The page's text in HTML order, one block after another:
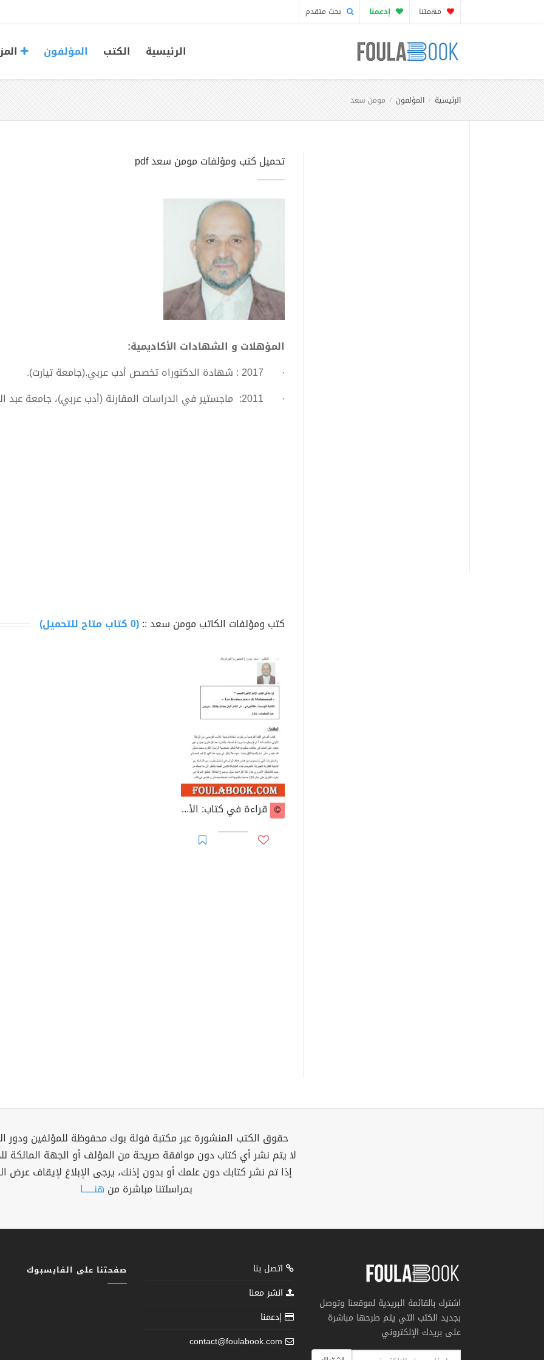
مهمتنا إدعمنا بحث متقدم
الرئيسية الكتب المؤلفون
الرئيسية المؤلفون مومن سعد
تحميل كتب ومؤلفات مومن سعد pdf
المؤهلات و الشهادات الأكاديمية:
· 2017 : شهادة الدكتوراه تخصص أدب عربي.(جامعة تيارت).
· 2011: ماجستير في الدراسات المقارنة (أدب عربي)، جامعة عبد الحميد بن باديس –مستغانم.
كتب ومؤلفات الكاتب مومن سعد ::(0 كتاب متاح للتحميل)
قراءة في كتاب: الأيام الأخيرة لمحمد
حقوق الكتب المنشورة عبر مكتبة فولة بوك محفوظة للمؤلفين ودور
لا يتم نشر أي كتاب دون موافقة صريحة من المؤلف أو الجهة المالكة
إذا تم نشر كتابك دون علمك أو بدون إذنك، يرجى الإبلاغ لإيقاف عرض
بمراسلتنا مباشرة من هنــــــا
اشترك بالقائمة البريدية لموقعنا وتوصل
بجديد الكتب التي يتم طرحها مباشرة
على بريدك الإلكتروني
اتصل بنا
انشر معنا
إدعمنا
contact@foulabook.com
صفحتنا على الفايسبوك